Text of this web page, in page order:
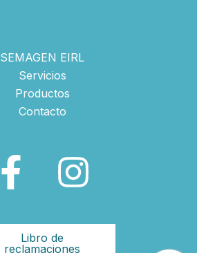
SEMAGEN EIRL
Servicios
Productos
Contacto
Libro de
reclamaciones